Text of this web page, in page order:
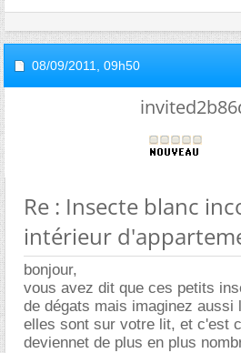
08/09/2011, 09h50
Re : Insecte blanc
intérieur
bonjour,
vous avez dit que ces petits
de dégats mais imaginez aussi
elles sont sur votre lit, et c'est
deviennet de plus en plus